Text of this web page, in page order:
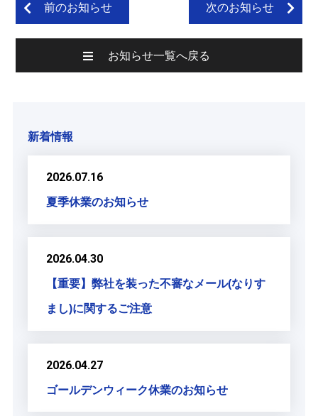
前のお知らせ 次のお知らせ
お知らせ一覧へ戻る
新着情報
2026.07.16
夏季休業のお知らせ
2026.04.30
【重要】弊社を装った不審なメール(なりす
まし)に関するご注意
2026.04.27
ゴールデンウィーク休業のお知らせ